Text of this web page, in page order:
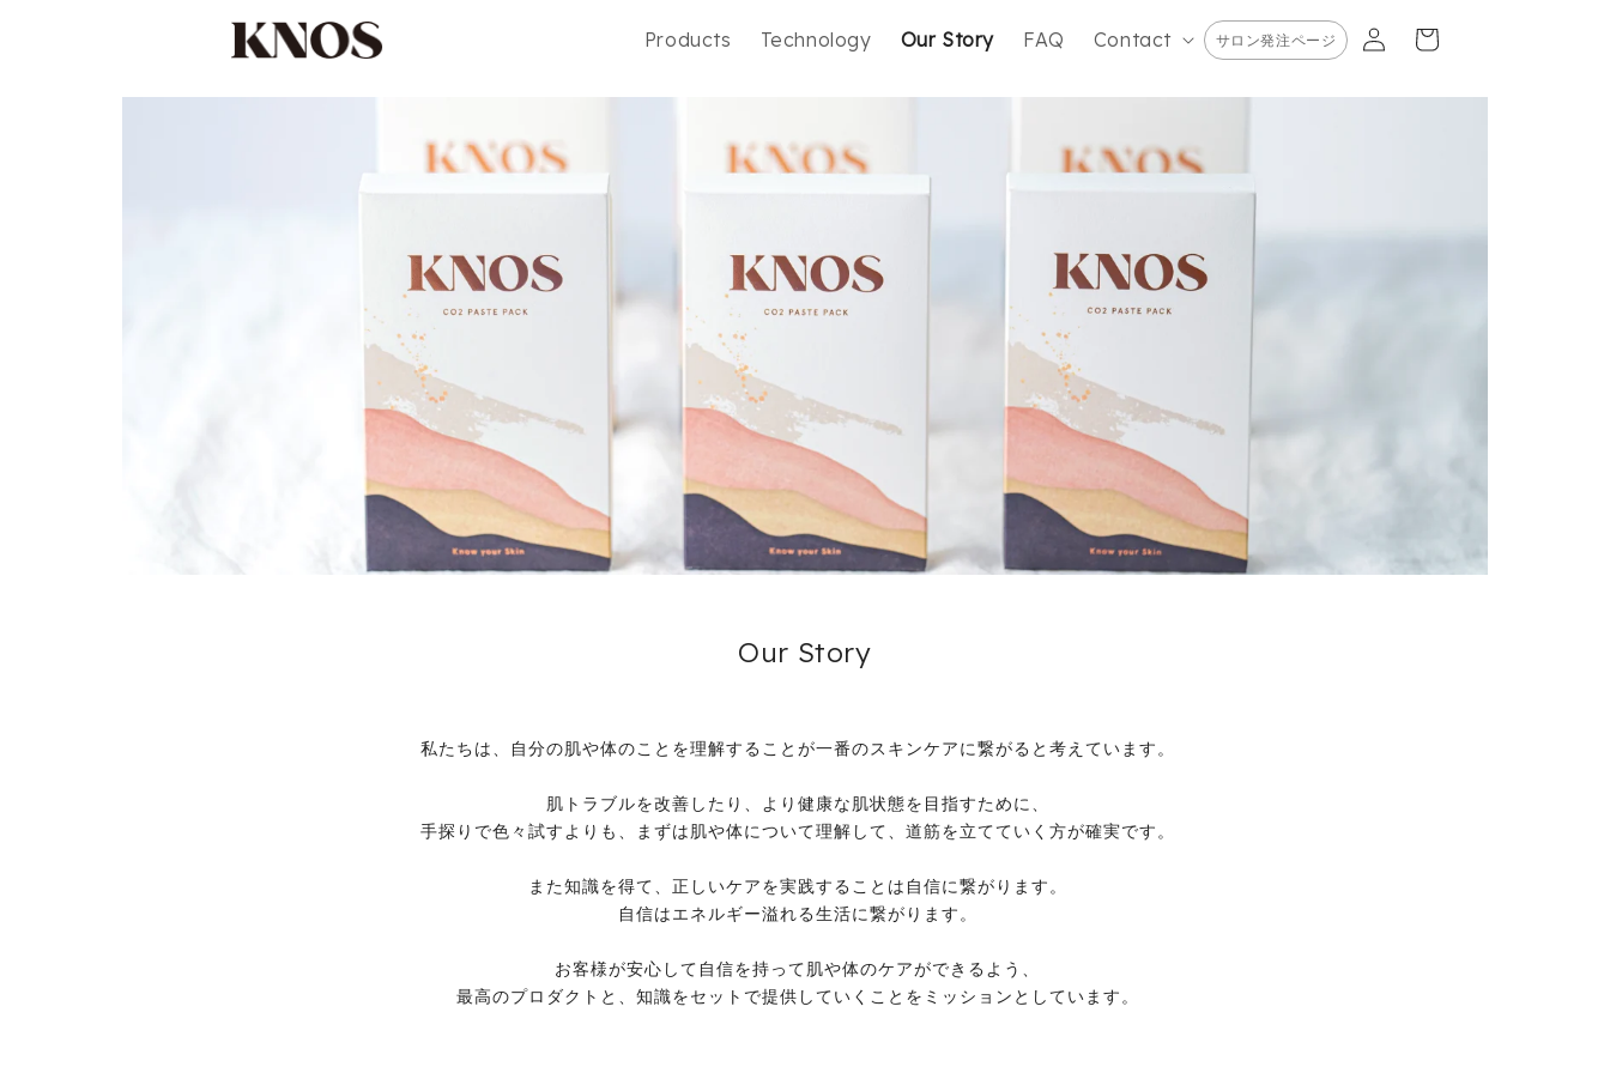
Products Technology Our Story FAQ Contact サロン発注ページ
グ
イ
ー
Our Story
私たちは、自分の肌や体のことを理解することが一番のスキンケアに繋がると考えています。
肌トラブルを改善したり、より健康な肌状態を目指すために、
手探りで色々試すよりも、まずは肌や体について理解して、道筋を立てていく方が確実です。
また知識を得て、正しいケアを実践することは自信に繋がります。
自信はエネルギー溢れる生活に繋がります。
お客様が安心して自信を持って肌や体のケアができるよう、
最高のプロダクトと、知識をセットで提供していくことをミッションとしています。